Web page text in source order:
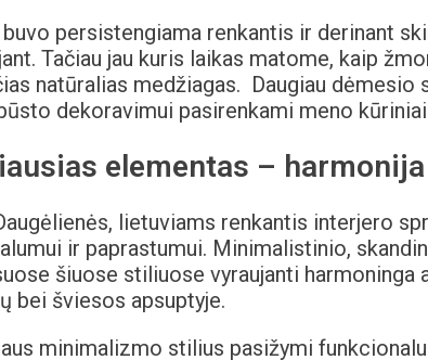
persistengiama renkantis ir derinant
Tačiau jau kuris laikas matome, kaip
natūralias medžiagas. Daugiau
dekoravimui pasirenkami meno
elementas – harmonija
lietuviams renkantis interjero
ir paprastumui. Minimalistinio,
šiuose stiliuose vyraujanti
bei šviesos apsuptyje.
minimalizmo stilius pasižymi